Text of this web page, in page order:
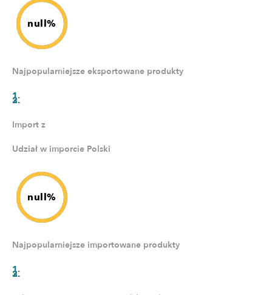
null%
Najpopularniejsze eksportowane produkty
Import z
Udział w imporcie Polski
null%
Najpopularniejsze importowane produkty